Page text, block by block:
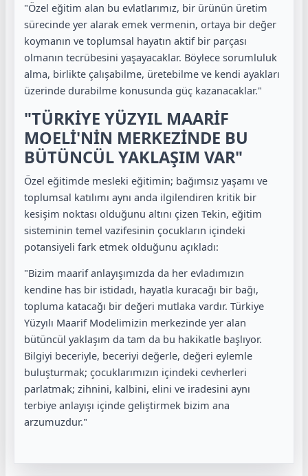
"Özel eğitim alan bu evlatlarımız, bir ürünün üretim
sürecinde yer alarak emek vermenin, ortaya bir değer
koymanın ve toplumsal hayatın aktif bir parçası
olmanın tecrübesini yaşayacaklar. Böylece sorumluluk
alma, birlikte çalışabilme, üretebilme ve kendi ayakları
üzerinde durabilme konusunda güç kazanacaklar."
"TÜRKİYE YÜZYIL MAARİF
MOELİ'NİN MERKEZİNDE BU
BÜTÜNCÜL YAKLAŞIM VAR"
Özel eğitimde mesleki eğitimin; bağımsız yaşamı ve
toplumsal katılımı aynı anda ilgilendiren kritik bir
kesişim noktası olduğunu altını çizen Tekin, eğitim
sisteminin temel vazifesinin çocukların içindeki
potansiyeli fark etmek olduğunu açıkladı:
"Bizim maarif anlayışımızda da her evladımızın
kendine has bir istidadı, hayatla kuracağı bir bağı,
topluma katacağı bir değeri mutlaka vardır. Türkiye
Yüzyılı Maarif Modelimizin merkezinde yer alan
bütüncül yaklaşım da tam da bu hakikatle başlıyor.
Bilgiyi beceriyle, beceriyi değerle, değeri eylemle
buluşturmak; çocuklarımızın içindeki cevherleri
parlatmak; zihnini, kalbini, elini ve iradesini aynı
terbiye anlayışı içinde geliştirmek bizim ana
arzumuzdur."